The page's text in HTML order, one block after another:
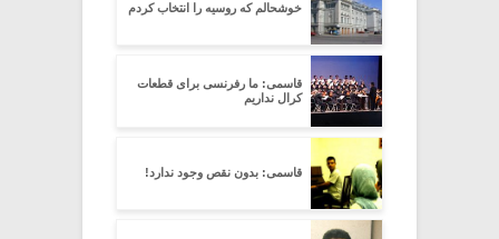
خوشحالم که روسیه را انتخاب کردم
قاسمی: ما رفرنسی برای قطعات
کرال نداریم
قاسمی: بدون نقص وجود ندارد!